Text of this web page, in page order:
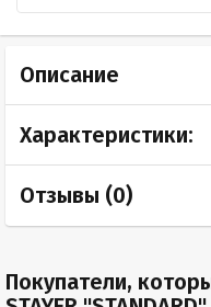
Описание
Характеристики:
Отзывы (0)
Покупатели,